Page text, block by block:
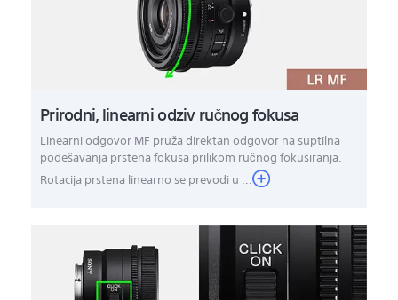
Prirodni, linearni odziv ručnog fokusa
Linearni odgovor MF pruža direktan odgovor na suptilna
podešavanja prstena fokusa prilikom ručnog fokusiranja.
Rotacija prstena linearno se prevodi u ...